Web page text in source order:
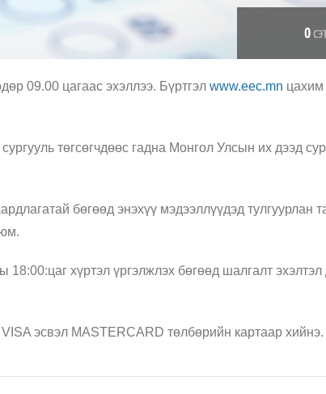
0
09.00 цагаас эхэллээ. Бүртгэл www.eec.mn цахим
төгсөгчдөөс гадна Монгол Улсын их дээд
бөгөөд энэхүү мэдээллүүдэд тулгуурлан
хүртэл үргэлжлэх бөгөөд шалгалт
эсвэл MASTERCARD төлбөрийн картаар хийнэ.